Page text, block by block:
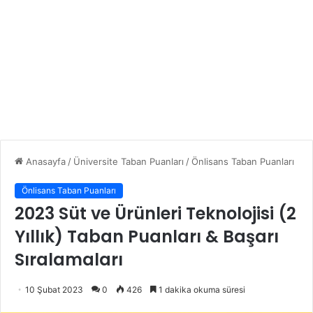
Anasayfa / Üniversite Taban Puanları /Önlisans Taban Puanları
Önlisans Taban Puanları
2023 Süt ve Ürünleri Teknolojisi (2
Yıllık) Taban Puanları & Başarı
Sıralamaları
10 Şubat 2023 0 426 1 dakika okuma süresi